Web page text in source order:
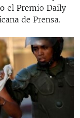
el Premio Daily
de Prensa.